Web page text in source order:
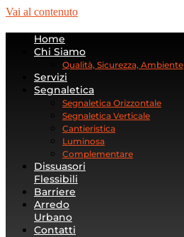
Vai al contenuto
Home
Chi Siamo
Qualità, Sicurezza, Ambiente
Servizi
Segnaletica
Segnaletica Orizzontale
Segnaletica Verticale
Cantieristica
Luminosa
Complementare
Dissuasori
Flessibili
Barriere
Arredo
Urbano
Contatti